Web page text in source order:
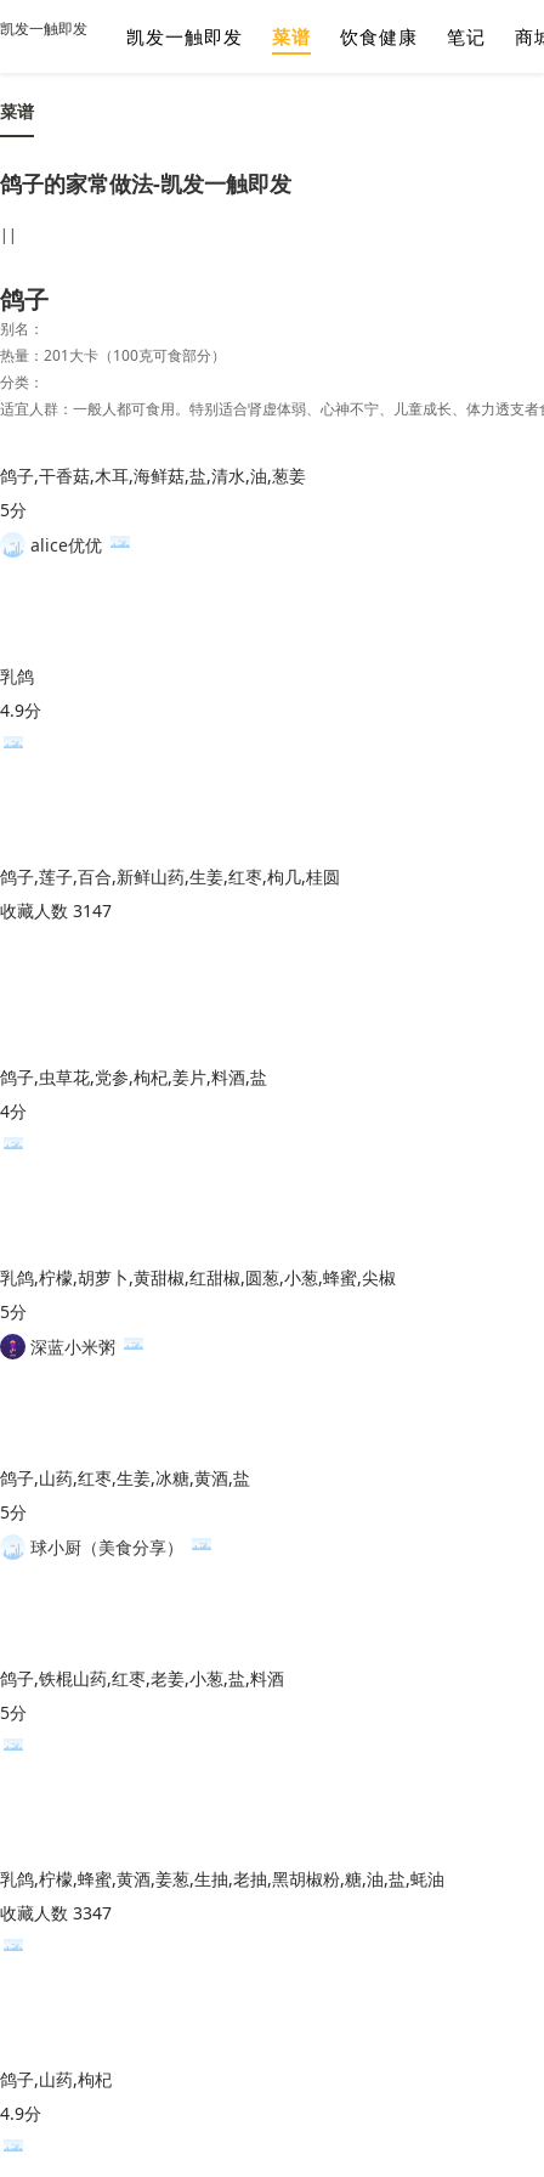
凯发一触即发 凯发一触即发 菜谱 饮食健康 笔记 商
菜谱
鸽子的家常做法-凯发一触即发
||
鸽子
别名：
热量：201大卡（100克可食部分）
分类：
适宜人群：一般人都可食用。特别适合肾虚体弱、心神不宁、儿童成长、体力透支者
鸽子,干香菇,木耳,海鲜菇,盐,清水,油,葱姜
5分
alice优优
乳鸽
4.9分
鸽子,莲子,百合,新鲜山药,生姜,红枣,枸几,桂圆
收藏人数 3147
鸽子,虫草花,党参,枸杞,姜片,料酒,盐
4分
乳鸽,柠檬,胡萝卜,黄甜椒,红甜椒,圆葱,小葱,蜂蜜,尖椒
5分
深蓝小米粥
鸽子,山药,红枣,生姜,冰糖,黄酒,盐
5分
球小厨（美食分享）
鸽子,铁棍山药,红枣,老姜,小葱,盐,料酒
5分
乳鸽,柠檬,蜂蜜,黄酒,姜葱,生抽,老抽,黑胡椒粉,糖,油,盐,蚝油
收藏人数 3347
鸽子,山药,枸杞
4.9分